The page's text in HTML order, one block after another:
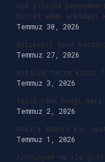
622 yılında
hicret eden arkadaşı
Temmuz 30, 2026
Balıkesir Spor
Temmuz 27, 2026
Antalya tarım kimin ?
Temmuz 3, 2026
Yeşil renk hangi geri
Temmuz 2, 2026
Ankara Amasra kaç
Temmuz 1, 2026
Alüminyum ne ile